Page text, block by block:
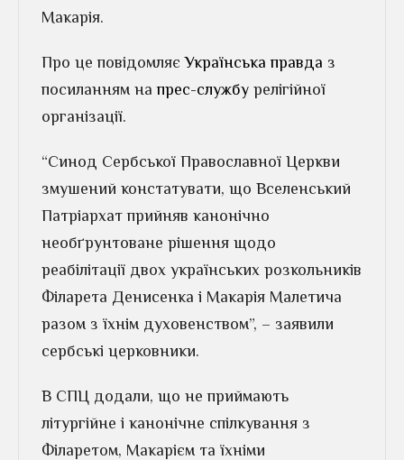
Макарія.
Про це повідомляєУкраїнська правда з
посиланням напрес-службу релігійної
організації.
“Синод Сербської Православної Церкви
змушений констатувати, що Вселенський
Патріархат прийняв канонічно
необґрунтоване рішення щодо
реабілітації двох українських розкольників
Філарета Денисенка і Макарія Малетича
разом з їхнім духовенством”, – заявили
сербські церковники.
В СПЦ додали, що не приймають
літургійне і канонічне спілкування з
Філаретом, Макарієм та їхніми